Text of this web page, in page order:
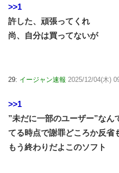
>>1
許した、頑張ってくれ
尚、自分は買ってないが
29: イージャン速報 2025/12/04(木)
>>1
”未だに一部のユーザー”なん
てる時点で謝罪どころか反省
もう終わりだよこのソフト